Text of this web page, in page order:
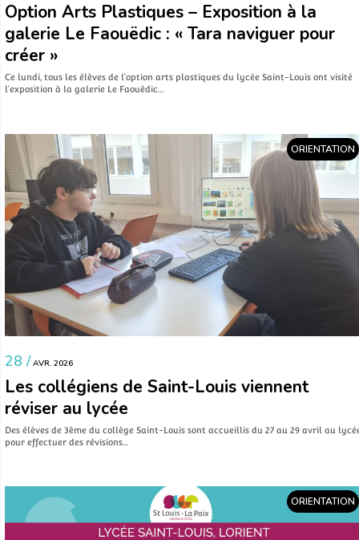
Option Arts Plastiques – Exposition à la
galerie Le Faouëdic : « Tara naviguer pour
créer »
Ce lundi, tous les élèves de l’option arts plastiques du lycée Saint-Louis ont visité
l’exposition à la galerie Le Faouëdic…
ORIENTATION
28 / AVR. 2026
Les collégiens de Saint-Louis viennent
réviser au lycée
Des élèves de 3ème du collège Saint-Louis sont accueillis du 27 au 29 avril au
pour effectuer des révisions…
ORIENTATION